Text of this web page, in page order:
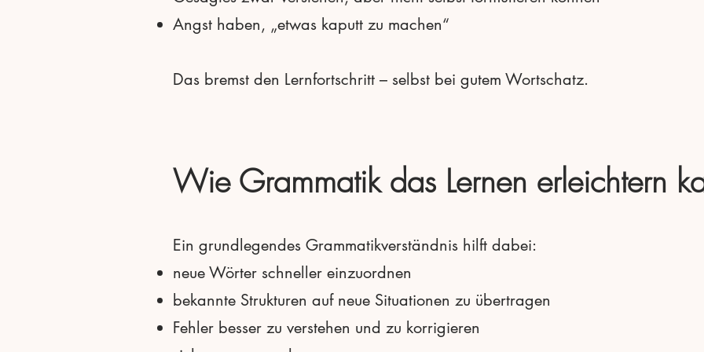
Angst haben, „etwas kaputt zu machen“
Das bremst den Lernfortschritt – selbst bei gutem Wortschatz.
Wie Grammatik das Lernen erleichtern
Ein grundlegendes Grammatikverständnis hilft dabei:
neue Wörter schneller einzuordnen
bekannte Strukturen auf neue Situationen zu übertragen
Fehler besser zu verstehen und zu korrigieren